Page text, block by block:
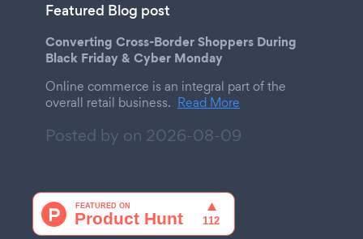
Featured Blog post
Converting Cross-Border Shoppers During
Black Friday & Cyber Monday
Online commerce is an integral part of the
overall retail business. Read More
Posted by on 2026-08-09